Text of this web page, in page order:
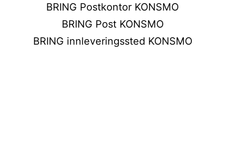
BRING Postkontor KONSMO
BRING Post KONSMO
BRING innleveringssted KONSMO